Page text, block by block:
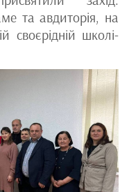
та авдиторія, на
своєрідній школі-